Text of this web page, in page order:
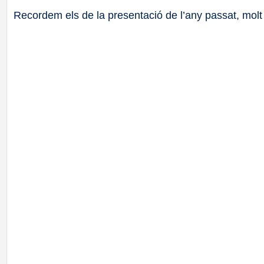
Recordem els de la presentació de l’any passat,